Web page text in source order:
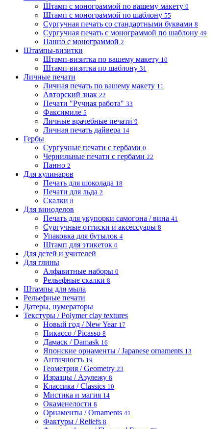
Штамп с монограммой по вашему макету 9
Штамп с монограммой по шаблону 55
Сургучная печать со стандартными буквами 8
Сургучная печать с монограммой по шаблону 49
Панно с монограммой 2
Штампы-визитки
Штамп-визитка по вашему макету 10
Штамп-визитка по шаблону 31
Личные печати
Личная печать по вашему макету 11
Авторский знак 22
Печати "Ручная работа" 33
Факсимиле 5
Личные врачебные печати 9
Личная печать дайвера 14
Гербы
Сургучные печати с гербами 0
Чернильные печати с гербами 22
Панно 2
Для кулинаров
Печать для шоколада 18
Печати для льда 2
Скалки 8
Для виноделов
Печать для укупорки самогона / вина 41
Сургучные оттиски и аксессуары 8
Упаковка для бутылок 4
Штамп для этикеток 0
Для детей и учителей
Для глины
Алфавитные наборы 0
Рельефные скалки 8
Штампы для мыла
Рельефные печати
Датеры, нумераторы
Текстуры / Polymer clay textures
Новый год / New Year 17
Пикассо / Picasso 8
Дамаск / Damask 16
Японские орнаменты / Japanese ornaments 13
Античность 19
Геометрия / Geometry 23
Изразцы / Азулежу 8
Классика / Classics 10
Мистика и магия 14
Окаменелости 8
Орнаменты / Ornaments 41
Фактуры / Reliefs 8